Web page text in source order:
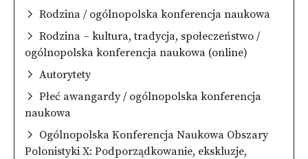
Rodzina / ogólnopolska konferencja naukowa
Rodzina – kultura, tradycja, społeczeństwo /
ogólnopolska konferencja naukowa (online)
Autorytety
Płeć awangardy / ogólnopolska konferencja
naukowa
Ogólnopolska Konferencja Naukowa Obszary
Polonistyki X: Podporządkowanie, ekskluzje,